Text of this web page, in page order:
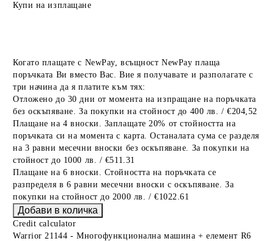
Купи на изплащане
Когато плащате с NewPay, всъщност NewPay плаща
поръчката Ви вместо Вас. Вие я получавате и разполагате с
три начина да я платите към тях:
Отложено до 30 дни от момента на изпращане на поръчката
без оскъпяване. За покупки на стойност до 400 лв. / €204,52
Плащане на 4 вноски. Заплащате 20% от стойността на
поръчката си на момента с карта. Останалата сума се разделя
на 3 равни месечни вноски без оскъпяване. За покупки на
стойност до 1000 лв. / €511.31
Плащане на 6 вноски. Стойността на поръчката се
разпределя в 6 равни месечни вноски с оскъпяване. За
покупки на стойност до 2000 лв. / €1022.61
Credit calculator
Warrior 21144 - Многофункционална машина + елемент R6